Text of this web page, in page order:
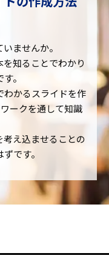
ませんか。
知ることでわかり
。
わかるスライドを作
ークを通して知識
え込ませることの
です。